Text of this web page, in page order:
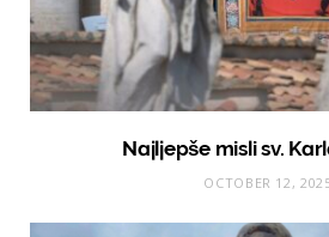
Najljepše misli sv.
OCTOBER 12,